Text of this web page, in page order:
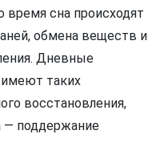
время сна происходят
обмена веществ и
Дневные
таких
восстановления,
— поддержание